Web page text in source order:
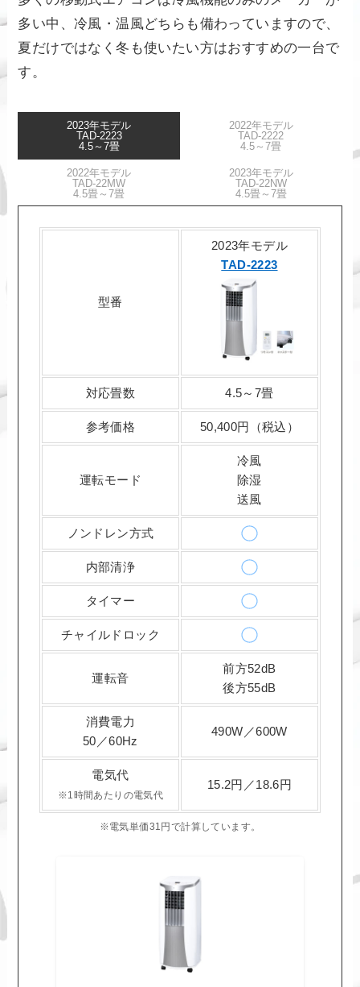
多い中、冷風・温風どちらも備わっていますので、
夏だけではなく冬も使いたい方はおすすめの一台で
す。
2023年モデル
TAD-2223
4.5～7畳
2022年モデル
TAD-2222
4.5～7畳
2022年モデル
TAD-22MW
4.5畳～7畳
2023年モデル
TAD-22NW
4.5畳～7畳
型番
2023年モデル
TAD-2223
対応畳数 4.5～7畳
参考価格 50,400円（税込）
運転モード
冷風
除湿
送風
ノンドレン方式
内部清浄
タイマー
チャイルドロック
運転音
前方52dB
後方55dB
消費電力
50／60Hz
490W／600W
電気代
※1時間あたりの電気代
15.2円／18.6円
※電気単価31円で計算しています。